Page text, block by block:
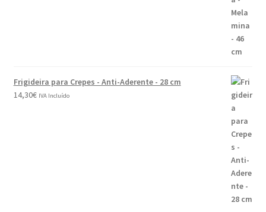
Frigideira para Crepes - Anti-Aderente - 28 cm
14,30€ IVA Incluído